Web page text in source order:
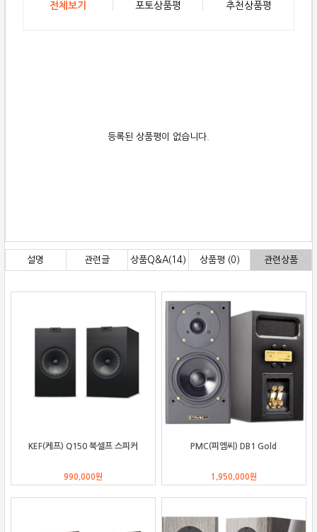
전체보기 포토상품평 추천상품평
등록된 상품평이 없습니다.
설명 관련글 상품Q&A(14) 상품평 (0) 관련상품
KEF(케프) Q150 북셀프 스피커
990,000원
PMC(피엠씨) DB1 Gold
1,950,000원